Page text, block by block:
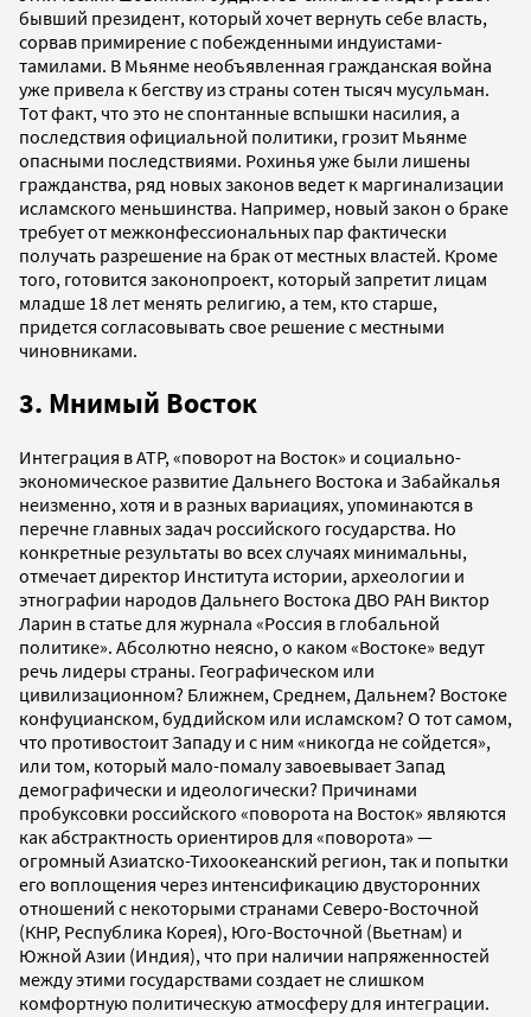
бывший президент, который хочет вернуть себе власть,
сорвав примирение с побежденными индуистами-
тамилами. В Мьянме необъявленная гражданская война
уже привела к бегству из страны сотен тысяч мусульман.
Тот факт, что это не спонтанные вспышки насилия, а
последствия официальной политики, грозит Мьянме
опасными последствиями. Рохинья уже были лишены
гражданства, ряд новых законов ведет к маргинализации
исламского меньшинства. Например, новый закон о браке
требует от межконфессиональных пар фактически
получать разрешение на брак от местных властей. Кроме
того, готовится законопроект, который запретит лицам
младше 18 лет менять религию, а тем, кто старше,
придется согласовывать свое решение с местными
чиновниками.
3. Мнимый Восток
Интеграция в АТР, «поворот на Восток» и социально-
экономическое развитие Дальнего Востока и Забайкалья
неизменно, хотя и в разных вариациях, упоминаются в
перечне главных задач российского государства. Но
конкретные результаты во всех случаях минимальны,
отмечает директор Института истории, археологии и
этнографии народов Дальнего Востока ДВО РАН Виктор
Ларин в статье для журнала «Россия в глобальной
политике». Абсолютно неясно, о каком «Востоке» ведут
речь лидеры страны. Географическом или
цивилизационном? Ближнем, Среднем, Дальнем? Востоке
конфуцианском, буддийском или исламском? О тот самом,
что противостоит Западу и с ним «никогда не сойдется»,
или том, который мало-помалу завоевывает Запад
демографически и идеологически? Причинами
пробуксовки российского «поворота на Восток» являются
как абстрактность ориентиров для «поворота» —
огромный Азиатско-Тихо­океанский регион, так и попытки
его воплощения через интенсификацию двусторонних
отношений с некоторыми странами Северо-Восточной
(КНР, Республика Корея), Юго-Восточной (Вьетнам) и
Южной Азии (Индия), что при наличии напряженностей
между этими государствами создает не слишком
комфортную политическую атмосферу для интеграции.